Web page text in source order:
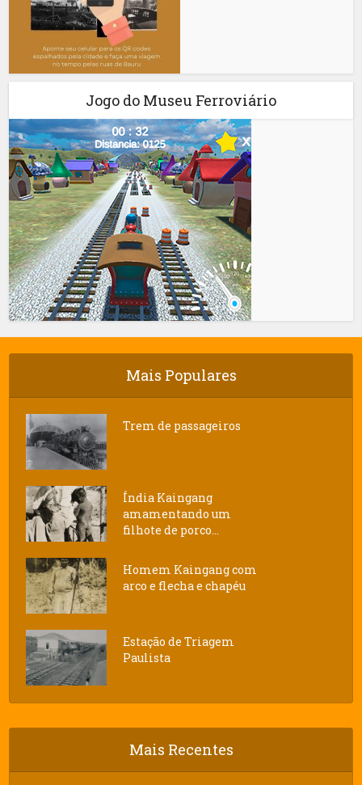
Jogo do Museu Ferroviário
Mais Populares
Trem de passageiros
Índia Kaingang
amamentando um
filhote de porco...
Homem Kaingang com
arco e flecha e chapéu
Estação de Triagem
Paulista
Mais Recentes